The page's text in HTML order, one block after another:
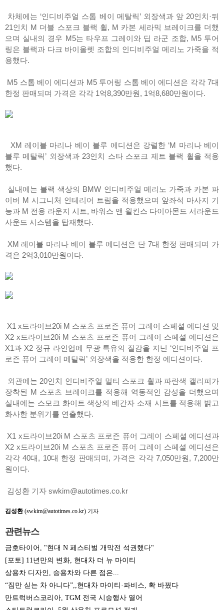
차체에는 ‘인디비주얼 스톰 베이 메탈릭’ 외장색과 앞 20인치·뒤
21인치 M 더블 스포크 블랙 휠, M 카본 세라믹 브레이크를 더했
으며 실내의 경우 M5는 타우프 그레이와 딥 라군 조합, M5 투어
링은 블랙과 다크 바이올렛 조합의 인디비주얼 메리노 가죽을 적
용했다.
M5 스톰 베이 에디션과 M5 투어링 스톰 베이 에디션은 각각 7대
한정 판매되며 가격은 각각 1억8,390만원, 1억8,680만원이다.
XM 레이블 마리나 베이 블루 에디션은 강렬한 ‘M 마리나 베이
블루 메탈릭’ 외장색과 23인치 스타 스포크 제트 블랙 휠을 적용
했다.
실내에는 블랙 색상의 BMW 인디비주얼 메리노 가죽과 카본 파
이버 M 시그니처 인테리어 트림을 적용했으며 앞좌석 마사지 기
능과 M 전용 라운지 시트, 바워스 앤 윌킨스 다이아몬드 서라운드
사운드 시스템을 탑재했다.
XM 레이블 마리나 베이 블루 에디션은 단 7대 한정 판매되며 가
격은 2억3,010만원이다.
X1 x드라이브20i M 스포츠 프로즌 퓨어 그레이 스페셜 에디션 및
X2 x드라이브20i M 스포츠 프로즌 퓨어 그레이 스페셜 에디션은
X1과 X2 정규 라인업에 무광 특유의 질감을 지닌 ‘인디비주얼 프
로즌 퓨어 그레이 메탈릭’ 외장색을 적용한 한정 에디션이다.
외관에는 20인치 인디비주얼 멀티 스포크 휠과 파란색 캘리퍼가
장착된 M 스포츠 브레이크를 적용해 역동적인 감성을 더했으며
실내에는 스모크 화이트 색상의 베간자 소재 시트를 적용해 밝고
화사한 분위기를 연출했다.
X1 x드라이브20i M 스포츠 프로즌 퓨어 그레이 스페셜 에디션과
X2 x드라이브20i M 스포츠 프로즌 퓨어 그레이 스페셜 에디션은
각각 40대, 10대 한정 판매되며, 가격은 각각 7,050만원, 7,200만
원이다.
김성환 기자 swkim@autotimes.co.kr
김성환(swkim@autotimes.co.kr) 기자
관련뉴스
금호타이어, "현대 N 페스티벌 개막전 석권했다"
[포토] 11년만의 변화, 현대차 더 뉴 마이티
상용차 디자인, 승용차와 다른 점은...
“짐만 싣는 차 아니다”,,현대차 마이티·파비스, 확 바꿨다
만트럭버스코리아, TGM 전국 시승행사 열어